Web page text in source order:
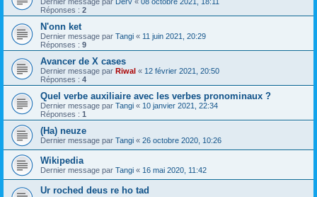
Réponses : 2
N'onn ket
Dernier message par Tangi « 11 juin 2021, 20:29
Réponses : 9
Avancer de X cases
Dernier message par Riwal « 12 février 2021, 20:50
Réponses : 4
Quel verbe auxiliaire avec les verbes pronominaux ?
Dernier message par Tangi « 10 janvier 2021, 22:34
Réponses : 1
(Ha) neuze
Dernier message par Tangi « 26 octobre 2020, 10:26
Wikipedia
Dernier message par Tangi « 16 mai 2020, 11:42
Ur roched deus re ho tad